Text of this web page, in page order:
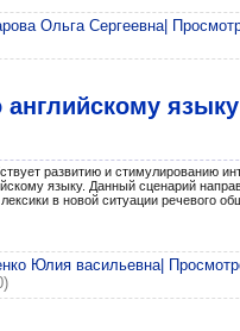
Ольга Сергеевна|
английскому
развитию и стимулированию
языку. Данный сценарий
в новой ситуации речевого
Юлия васильевна|